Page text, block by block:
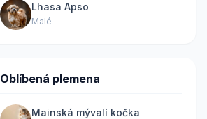
Lhasa Apso
Malé
Oblíbená plemena
Mainská mývalí kočka